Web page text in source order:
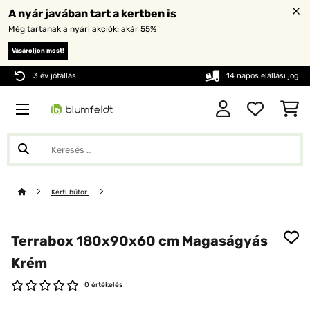
A nyár javában tart a kertben is
Még tartanak a nyári akciók: akár 55%
Vásároljon most!
3 év jótállás 14 napos elállási jog
Kerti bútor
Terrabox 180x90x60 cm Magaságyás
Krém
0 értékelés